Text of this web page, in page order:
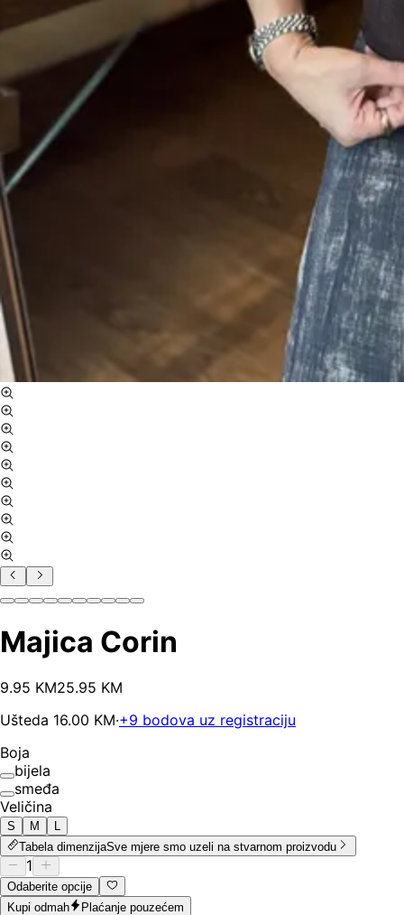
Majica Corin
9.95 KM25.95 KM
Ušteda 16.00 KM·+9 bodova uz registraciju
Boja
bijela
smeđa
Veličina
S M
L
Tabela dimenzijaSve mjere smo uzeli na stvarnom proizvodu
1
Odaberite opcije
Kupi odmah
Plaćanje pouzećem